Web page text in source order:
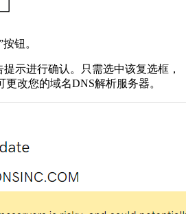
钮。
示进行确认。只需选中该复选框，
更改您的域名DNS解析服务器。